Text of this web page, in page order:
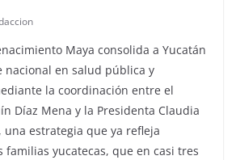
Maya consolida a Yucatán
nacional en salud pública y
la coordinación entre el
Díaz Mena y la Presidenta Claudia
una estrategia que ya refleja
familias yucatecas, que en casi tres